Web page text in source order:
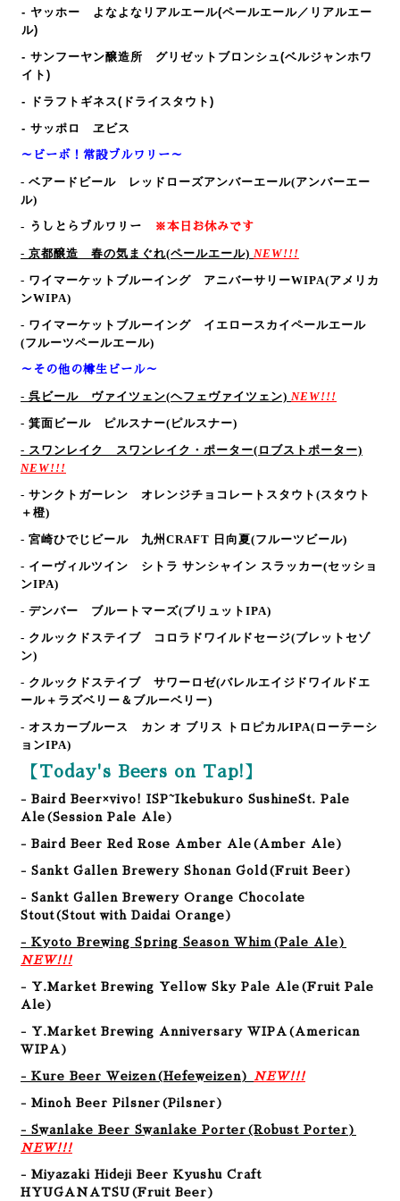
- ヤッホー よなよなリアルエール(ペールエール／リアルエー
ル)
- サンフーヤン醸造所 グリゼットブロンシュ(ベルジャンホワ
イト)
- ドラフトギネス(ドライスタウト)
- サッポロ ヱビス
～ビーボ！常設ブルワリー～
- ベアードビール レッドローズアンバーエール(アンバーエー
ル)
- うしとらブルワリー ※本日お休みです
- 京都醸造 春の気まぐれ(ペールエール) NEW!!!
- ワイマーケットブルーイング アニバーサリーWIPA(アメリカ
ンWIPA)
- ワイマーケットブルーイング イエロースカイペールエール
(フルーツペールエール)
～その他の樽生ビール～
- 呉ビール ヴァイツェン(ヘフェヴァイツェン) NEW!!!
- 箕面ビール ピルスナー(ピルスナー)
- スワンレイク スワンレイク・ポーター(ロブストポーター)
NEW!!!
- サンクトガーレン オレンジチョコレートスタウト (スタウト
＋橙)
- 宮崎ひでじビール 九州CRAFT 日向夏(フルーツビール)
- イーヴィルツイン シトラ サンシャイン スラッカー(セッショ
ンIPA)
- デンバー ブルートマーズ(ブリュットIPA)
- クルックドステイブ コロラドワイルドセージ(ブレットセゾ
ン)
- クルックドステイブ サワーロゼ(バレルエイジドワイルドエ
ール＋ラズベリー＆ブルーベリー)
- オスカーブルース カン オ ブリス トロピカルIPA(ローテーシ
ョンIPA)
【Today's Beers on Tap!】
- Baird Beer×vivo! ISP~Ikebukuro SushineSt. Pale
Ale(Session Pale Ale)
- Baird Beer Red Rose Amber Ale(Amber Ale)
- Sankt Gallen Brewery Shonan Gold(Fruit Beer)
- Sankt Gallen Brewery Orange Chocolate
Stout(Stout with Daidai Orange)
- Kyoto Brewing Spring Season Whim (Pale Ale)
NEW!!!
- Y.Market Brewing Yellow Sky Pale Ale(Fruit Pale
Ale)
- Y.Market Brewing Anniversary WIPA(American
WIPA)
- Kure Beer Weizen(Hefeweizen) NEW!!!
- Minoh Beer Pilsner (Pilsner)
- Swanlake Beer Swanlake Porter (Robust Porter)
NEW!!!
- Miyazaki Hideji Beer Kyushu Craft
HYUGANATSU(Fruit Beer)